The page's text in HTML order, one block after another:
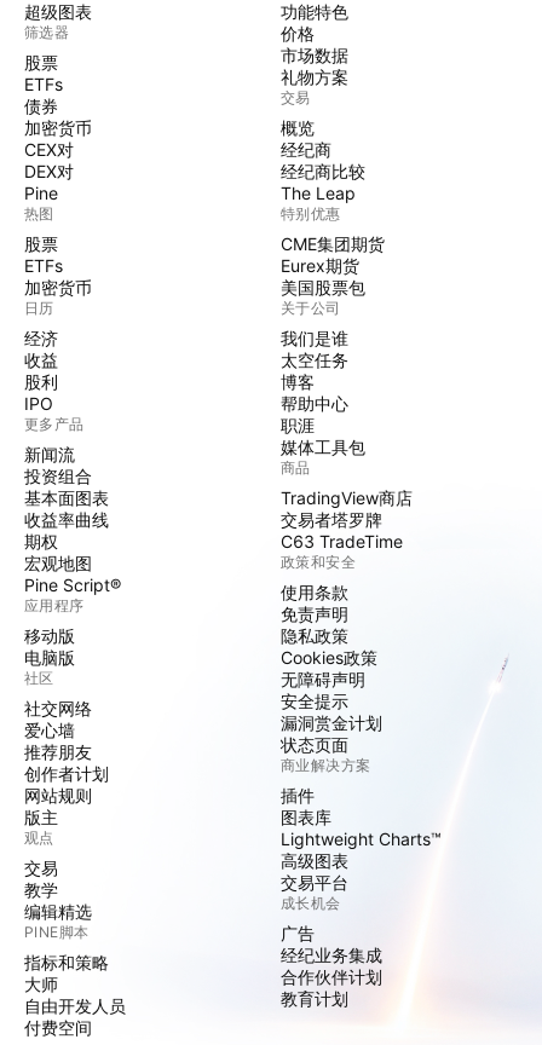
超级图表
筛选器
股票
ETFs
债券
加密货币
CEX对
DEX对
Pine
热图
股票
ETFs
加密货币
日历
经济
收益
股利
IPO
更多产品
新闻流
投资组合
基本面图表
收益率曲线
期权
宏观地图
Pine Script®
应用程序
移动版
电脑版
社区
社交网络
爱心墙
推荐朋友
创作者计划
网站规则
版主
观点
交易
教学
编辑精选
PINE脚本
指标和策略
大师
自由开发人员
付费空间
功能特色
价格
市场数据
礼物方案
交易
概览
经纪商
经纪商比较
The Leap
特别优惠
CME集团期货
Eurex期货
美国股票包
关于公司
我们是谁
太空任务
博客
帮助中心
职涯
媒体工具包
商品
TradingView商店
交易者塔罗牌
C63 TradeTime
政策和安全
使用条款
免责声明
隐私政策
Cookies政策
无障碍声明
安全提示
漏洞赏金计划
状态页面
商业解决方案
插件
图表库
Lightweight Charts™
高级图表
交易平台
成长机会
广告
经纪业务集成
合作伙伴计划
教育计划